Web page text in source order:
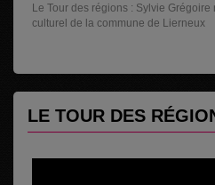
Le Tour des régions : Sylvie
culturel de la commune de Lierneux
LE TOUR DES